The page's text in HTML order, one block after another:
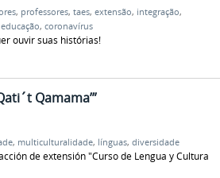
, professores, taes, extensão, integração,
educação, coronavírus
ouvir suas histórias!
Qamama’”
, multiculturalidade, línguas, diversidade
de extensión "Curso de Lengua y Cultura